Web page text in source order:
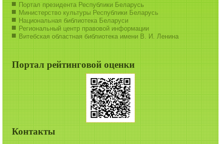
Портал президента Республики Беларусь
Министерство культуры Республики Беларусь
Национальная библиотека Беларуси
Региональный центр правовой информации
Витебская областная библиотека имени В. И. Ленина
Портал рейтинговой оценки
Контакты